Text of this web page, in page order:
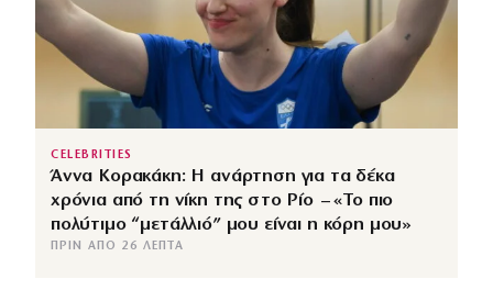
CELEBRITIES
Άννα Κορακάκη: Η ανάρτηση για τα δέκα
χρόνια από τη νίκη της στο Ρίο – «Το πιο
πολύτιμο “μετάλλιό” μου είναι η κόρη μου»
ΠΡΙΝ ΑΠΌ 26 ΛΕΠΤΆ